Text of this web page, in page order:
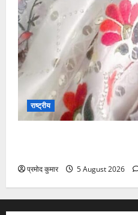
राष्ट्रीय
प्रमोद कुमार 5 August 2026